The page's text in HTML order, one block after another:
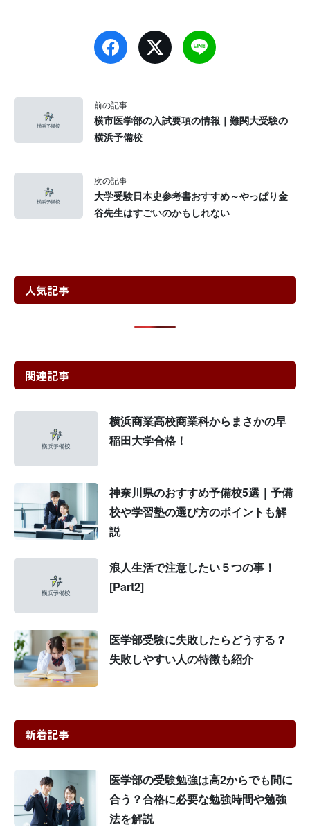
前の記事
横市医学部の入試要項の情報｜難関大受験の
横浜予備校
次の記事
大学受験日本史参考書おすすめ～やっぱり金
谷先生はすごいのかもしれない
人気記事
関連記事
横浜商業高校商業科からまさかの早
稲田大学合格！
神奈川県のおすすめ予備校5選｜予備
校や学習塾の選び方のポイントも解
説
浪人生活で注意したい５つの事！
[Part2]
医学部受験に失敗したらどうする？
失敗しやすい人の特徴も紹介
新着記事
医学部の受験勉強は高2からでも間に
合う？合格に必要な勉強時間や勉強
法を解説